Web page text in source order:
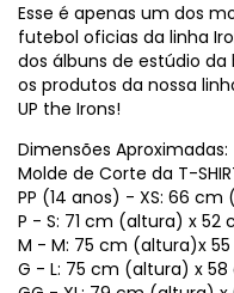
Esse é apenas um dos
futebol oficias da linha
dos álbuns de estúdio da
os produtos da nossa
UP the Irons!
Dimensões Aproximadas:
Molde de Corte da T-
PP (14 anos) - XS: 66
P - S: 71 cm (altura) x 52
M - M: 75 cm (altura)x
G - L: 75 cm (altura) x